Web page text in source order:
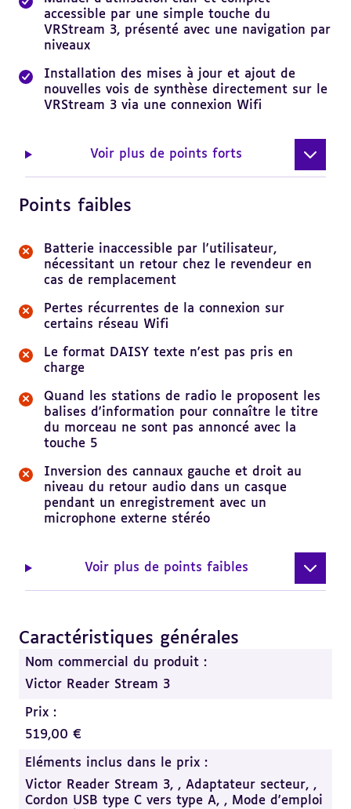
accessible par une simple touche du
VRStream 3, présenté avec une navigation par
niveaux
Installation des mises à jour et ajout de
nouvelles vois de synthèse directement sur le
VRStream 3 via une connexion Wifi
Voir plus de points forts
Points faibles
Batterie inaccessible par l'utilisateur,
nécessitant un retour chez le revendeur en
cas de remplacement
Pertes récurrentes de la connexion sur
certains réseau Wifi
Le format DAISY texte n'est pas pris en
charge
Quand les stations de radio le proposent les
balises d'information pour connaître le titre
du morceau ne sont pas annoncé avec la
touche 5
Inversion des cannaux gauche et droit au
niveau du retour audio dans un casque
pendant un enregistrement avec un
microphone externe stéréo
Voir plus de points faibles
Caractéristiques générales
Nom commercial du produit :
Victor Reader Stream 3
Prix :
519,00 €
Eléments inclus dans le prix :
Victor Reader Stream 3, , Adaptateur secteur, ,
Cordon USB type C vers type A, , Mode d'emploi
Revenir
sommaire